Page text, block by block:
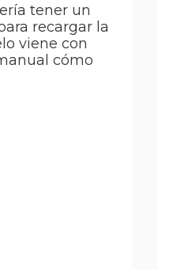
tener un
recargar la
viene con
cómo